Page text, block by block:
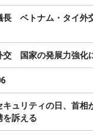
長 ベトナム・タイ外
交 国家の発展力強化
キュリティの日、首相
を訴える